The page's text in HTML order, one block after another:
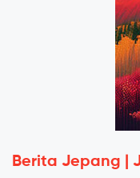
Berita Jepang |